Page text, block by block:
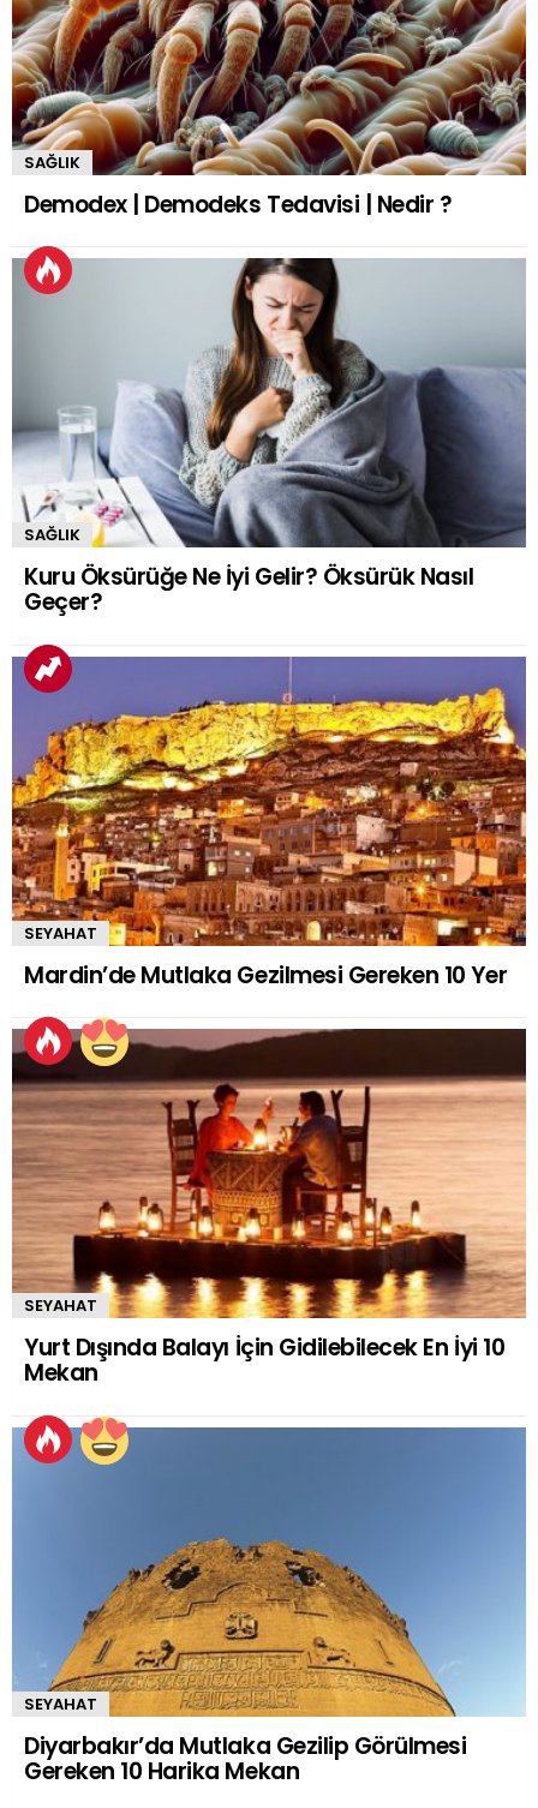
SAĞLIK
Demodex | Demodeks Tedavisi | Nedir ?
SAĞLIK
Kuru Öksürüğe Ne İyi Gelir? Öksürük Nasıl
Geçer?
SEYAHAT
Mardin’de Mutlaka Gezilmesi Gereken 10 Yer
SEYAHAT
Yurt Dışında Balayı İçin Gidilebilecek En İyi 10
Mekan
SEYAHAT
Diyarbakır’da Mutlaka Gezilip Görülmesi
Gereken 10 Harika Mekan